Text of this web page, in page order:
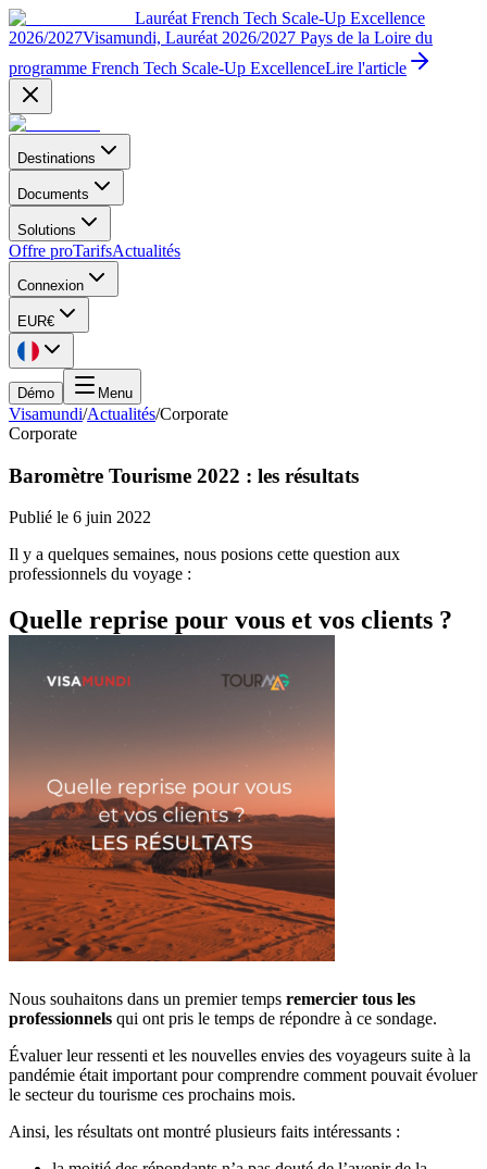
Lauréat French Tech Scale-Up Excellence
2026/2027Visamundi, Lauréat 2026/2027 Pays de la Loire du
programme French Tech Scale-Up ExcellenceLire l'article
Destinations
Documents
Solutions
Offre proTarifsActualités
Connexion
EUR€
Démo Menu
Visamundi/Actualités/Corporate
Corporate
Baromètre Tourisme 2022 : les résultats
Publié le 6 juin 2022
Il y a quelques semaines, nous posions cette question aux
professionnels du voyage :
Quelle reprise pour vous et vos clients ?
Nous souhaitons dans un premier temps remercier tous les
professionnels qui ont pris le temps de répondre à ce sondage.
Évaluer leur ressenti et les nouvelles envies des voyageurs suite à la
pandémie était important pour comprendre comment pouvait évoluer
le secteur du tourisme ces prochains mois.
Ainsi, les résultats ont montré plusieurs faits intéressants :